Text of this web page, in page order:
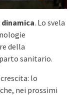
. Lo svela
della
sanitario.
lo
nei prossimi